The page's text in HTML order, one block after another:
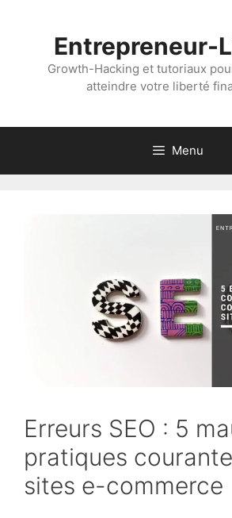
Entrepreneur-
Growth-Hacking et tutoriaux
atteindre votre liberté
Menu
Erreurs SEO : 5
pratiques
sites e-commerce